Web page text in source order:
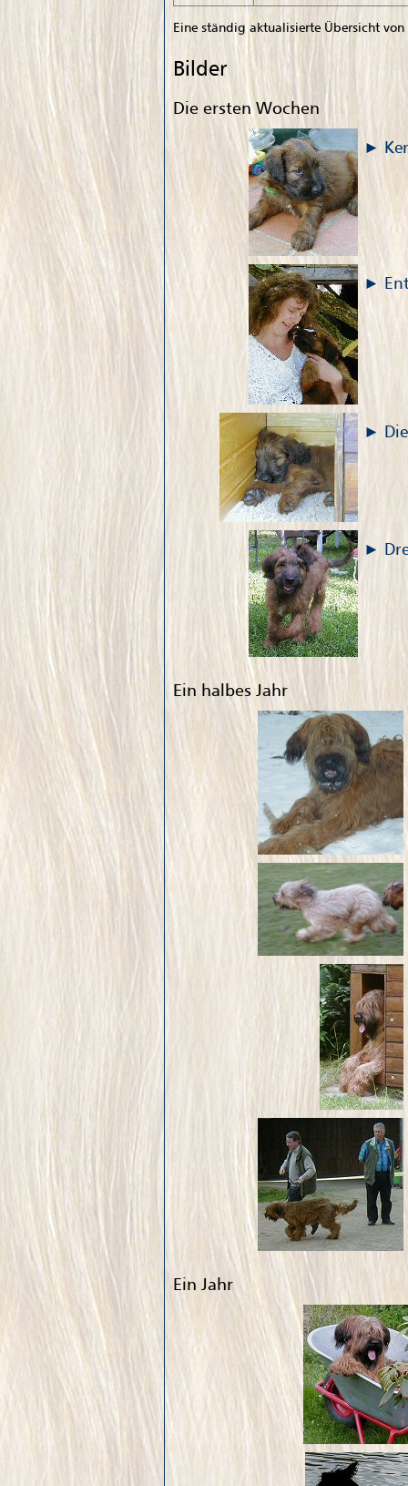
Eine ständig aktualisierte Übersicht
Bilder
Die ersten Wochen
Ein halbes Jahr
Ein Jahr